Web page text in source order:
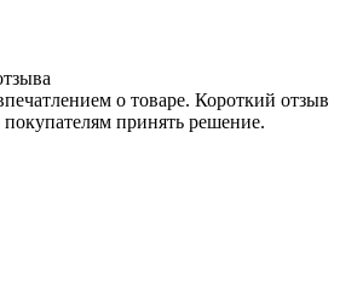
о товаре. Короткий отзыв
принять решение.